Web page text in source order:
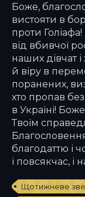
Боже,
вистояти в
проти
від вбивчої
наших дівчат
й віру в
поранених,
хто пропав
в Україні!
Твоїм
благодаттю і
і повсякчас, і
Щотижневе